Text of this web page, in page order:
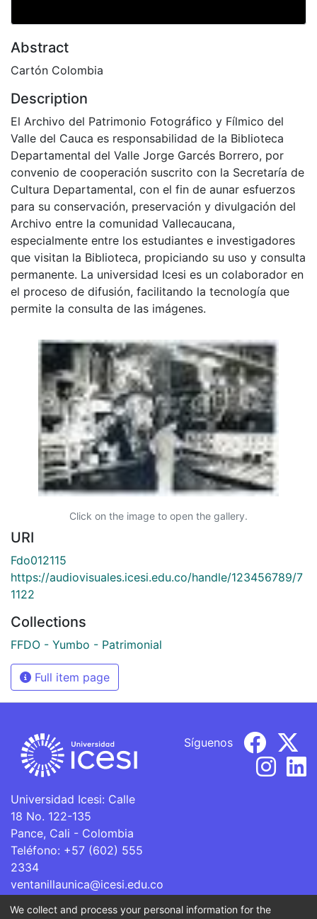
Abstract
Cartón Colombia
Description
El Archivo del Patrimonio Fotográfico y Fílmico del
Valle del Cauca es responsabilidad de la Biblioteca
Departamental del Valle Jorge Garcés Borrero, por
convenio de cooperación suscrito con la Secretaría de
Cultura Departamental, con el fin de aunar esfuerzos
para su conservación, preservación y divulgación del
Archivo entre la comunidad Vallecaucana,
especialmente entre los estudiantes e investigadores
que visitan la Biblioteca, propiciando su uso y consulta
permanente. La universidad Icesi es un colaborador en
el proceso de difusión, facilitando la tecnología que
permite la consulta de las imágenes.
Click on the image to open the gallery.
URI
Fdo012115
https://audiovisuales.icesi.edu.co/handle/123456789/7
1122
Collections
FFDO - Yumbo - Patrimonial
Full item page
Universidad Icesi: Calle
18 No. 122-135
Pance, Cali - Colombia
Teléfono: +57 (602) 555
2334
ventanillaunica@icesi.edu.co
Síguenos
We collect and process your personal information for the